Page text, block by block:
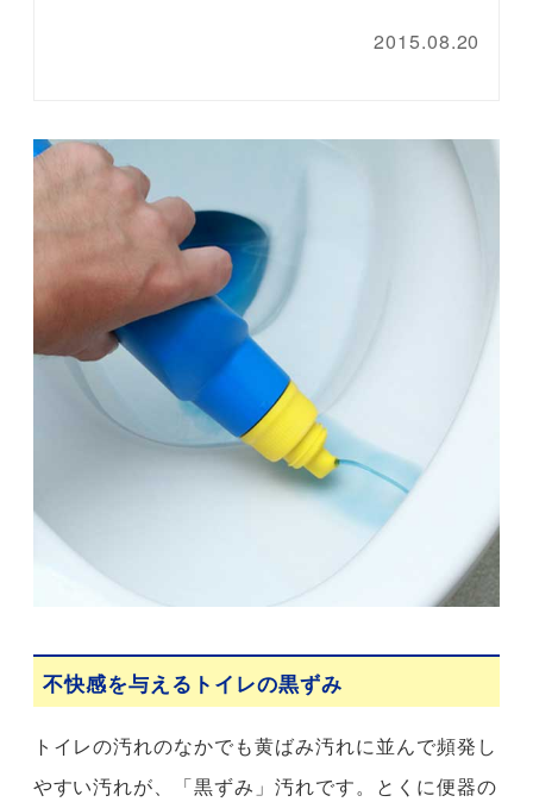
2015.08.20
不快感を与えるトイレの黒ずみ
トイレの汚れのなかでも黄ばみ汚れに並んで頻発し
やすい汚れが、「黒ずみ」汚れです。とくに便器の